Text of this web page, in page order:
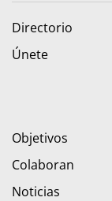
Directorio
Únete
Objetivos
Colaboran
Noticias